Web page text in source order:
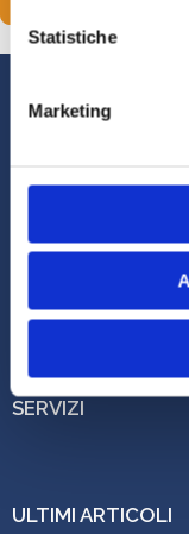
Statistiche
Marketing
Via Piave 40
SERVIZI
ULTIMI ARTICOLI